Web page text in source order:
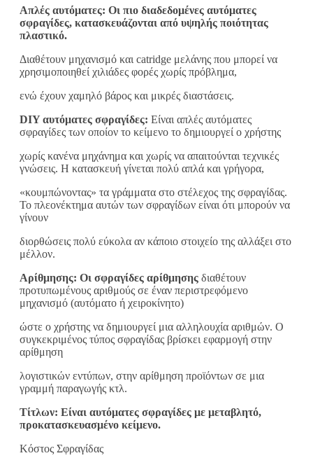
Απλές αυτόματες: Οι πιο διαδεδομένες αυτόματες
σφραγίδες, κατασκευάζονται από υψηλής ποιότητας
πλαστικό.
Διαθέτουν μηχανισμό και catridge μελάνης που μπορεί να
χρησιμοποιηθεί χιλιάδες φορές χωρίς πρόβλημα,
ενώ έχουν χαμηλό βάρος και μικρές διαστάσεις.
DIY αυτόματες σφραγίδες: Είναι απλές αυτόματες
σφραγίδες των οποίον το κείμενο το δημιουργεί ο χρήστης
χωρίς κανένα μηχάνημα και χωρίς να απαιτούνται τεχνικές
γνώσεις. Η κατασκευή γίνεται πολύ απλά και γρήγορα,
«κουμπώνοντας» τα γράμματα στο στέλεχος της σφραγίδας.
Το πλεονέκτημα αυτών των σφραγίδων είναι ότι μπορούν να
γίνουν
διορθώσεις πολύ εύκολα αν κάποιο στοιχείο της αλλάξει στο
μέλλον.
Αρίθμησης: Οι σφραγίδες αρίθμησης διαθέτουν
προτυπωμένους αριθμούς σε έναν περιστρεφόμενο
μηχανισμό (αυτόματο ή χειροκίνητο)
ώστε ο χρήστης να δημιουργεί μια αλληλουχία αριθμών. Ο
συγκεκριμένος τύπος σφραγίδας βρίσκει εφαρμογή στην
αρίθμηση
λογιστικών εντύπων, στην αρίθμηση προϊόντων σε μια
γραμμή παραγωγής κτλ.
Τίτλων: Είναι αυτόματες σφραγίδες με μεταβλητό,
προκατασκευασμένο κείμενο.
Κόστος Σφραγίδας